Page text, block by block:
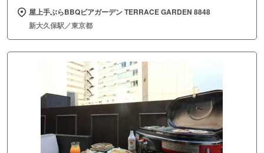
屋上手ぶらBBQビアガーデン TERRACE GARDEN 8848
新大久保駅／東京都